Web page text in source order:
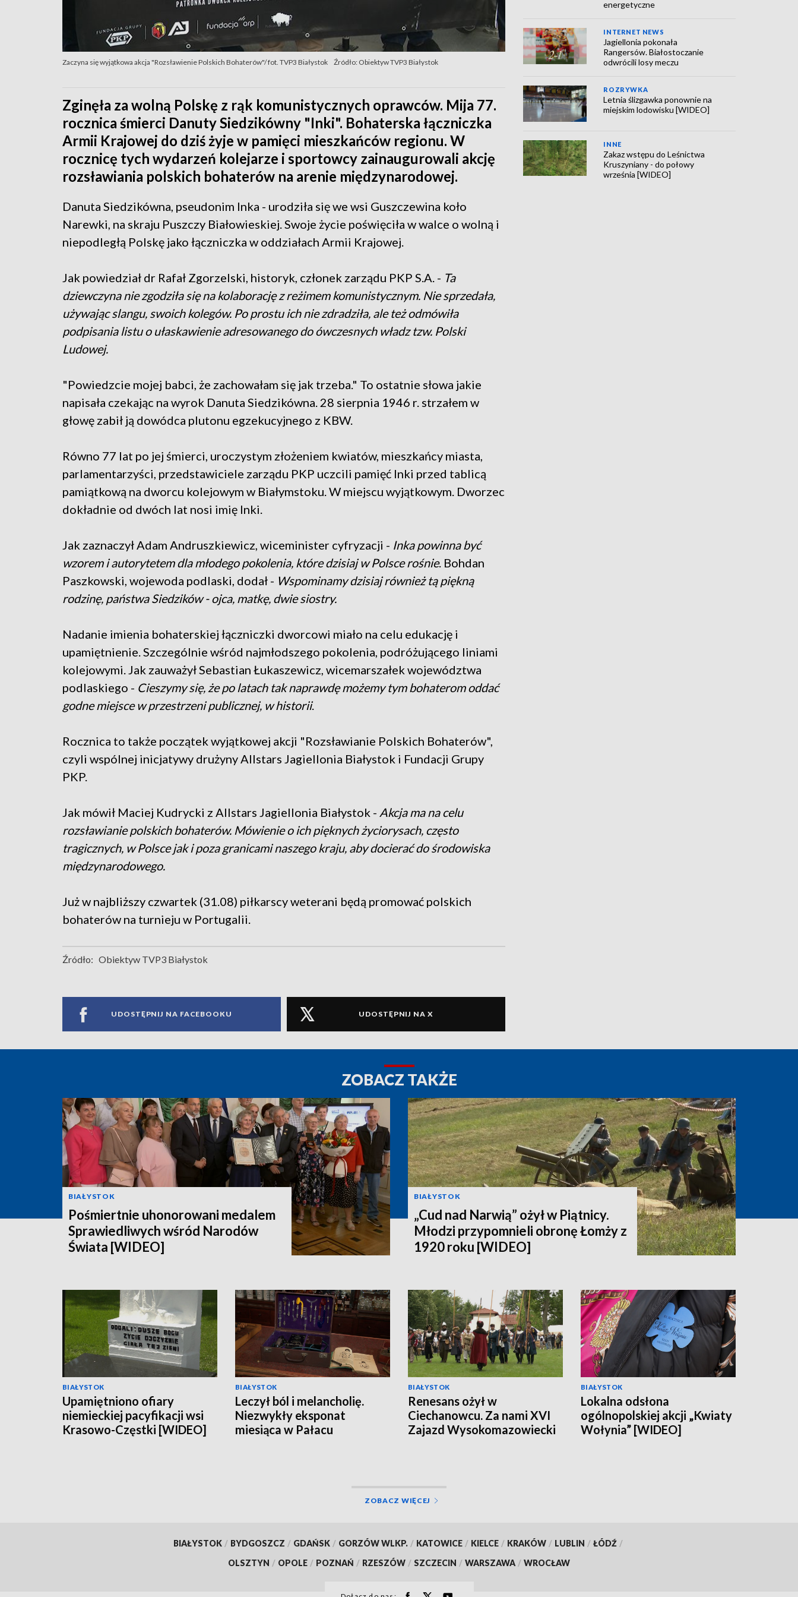
Zaczyna się wyjątkowa akcja "Rozsławienie Polskich Bohaterów"/ fot. TVP3 Białystok Źródło: Obiektyw TVP3 Białystok
Zginęła za wolną Polskę z rąk komunistycznych oprawców. Mija 77.
rocznica śmierci Danuty Siedzikówny "Inki". Bohaterska łączniczka
Armii Krajowej do dziś żyje w pamięci mieszkańców regionu. W
rocznicę tych wydarzeń kolejarze i sportowcy zainaugurowali akcję
rozsławiania polskich bohaterów na arenie międzynarodowej.
Danuta Siedzikówna, pseudonim Inka - urodziła się we wsi Guszczewina koło
Narewki, na skraju Puszczy Białowieskiej. Swoje życie poświęciła w walce o wolną i
niepodległą Polskę jako łączniczka w oddziałach Armii Krajowej.
Jak powiedział dr Rafał Zgorzelski, historyk, członek zarządu PKP S.A. - Ta
dziewczyna nie zgodziła się na kolaborację z reżimem komunistycznym. Nie sprzedała,
używając slangu, swoich kolegów. Po prostu ich nie zdradziła, ale też odmówiła
podpisania listu o ułaskawienie adresowanego do ówczesnych władz tzw. Polski
Ludowej.
"Powiedzcie mojej babci, że zachowałam się jak trzeba." To ostatnie słowa jakie
napisała czekając na wyrok Danuta Siedzikówna. 28 sierpnia 1946 r. strzałem w
głowę zabił ją dowódca plutonu egzekucyjnego z KBW.
Równo 77 lat po jej śmierci, uroczystym złożeniem kwiatów, mieszkańcy miasta,
parlamentarzyści, przedstawiciele zarządu PKP uczcili pamięć Inki przed tablicą
pamiątkową na dworcu kolejowym w Białymstoku. W miejscu wyjątkowym. Dworzec
dokładnie od dwóch lat nosi imię Inki.
Jak zaznaczył Adam Andruszkiewicz, wiceminister cyfryzacji - Inka powinna być
wzorem i autorytetem dla młodego pokolenia, które dzisiaj w Polsce rośnie. Bohdan
Paszkowski, wojewoda podlaski, dodał - Wspominamy dzisiaj również tą piękną
rodzinę, państwa Siedzików - ojca, matkę, dwie siostry.
Nadanie imienia bohaterskiej łączniczki dworcowi miało na celu edukację i
upamiętnienie. Szczególnie wśród najmłodszego pokolenia, podróżującego liniami
kolejowymi. Jak zauważył Sebastian Łukaszewicz, wicemarszałek województwa
podlaskiego - Cieszymy się, że po latach tak naprawdę możemy tym bohaterom oddać
godne miejsce w przestrzeni publicznej, w historii.
Rocznica to także początek wyjątkowej akcji "Rozsławianie Polskich Bohaterów",
czyli wspólnej inicjatywy drużyny Allstars Jagiellonia Białystok i Fundacji Grupy
PKP.
Jak mówił Maciej Kudrycki z Allstars Jagiellonia Białystok - Akcja ma na celu
rozsławianie polskich bohaterów. Mówienie o ich pięknych życiorysach, często
tragicznych, w Polsce jak i poza granicami naszego kraju, aby docierać do środowiska
międzynarodowego.
Już w najbliższy czwartek (31.08) piłkarscy weterani będą promować polskich
bohaterów na turnieju w Portugalii.
Źródło: Obiektyw TVP3 Białystok
UDOSTĘPNIJ NA FACEBOOKU UDOSTĘPNIJ NA X
energetyczne
INTERNET NEWS
Jagiellonia pokonała
Rangersów. Białostoczanie
odwrócili losy meczu
ROZRYWKA
Letnia ślizgawka ponownie na
miejskim lodowisku [WIDEO]
INNE
Zakaz wstępu do Leśnictwa
Kruszyniany - do połowy
września [WIDEO]
ZOBACZ TAKŻE
BIAŁYSTOK
Pośmiertnie uhonorowani medalem
Sprawiedliwych wśród Narodów
Świata [WIDEO]
BIAŁYSTOK
„Cud nad Narwią” ożył w Piątnicy.
Młodzi przypomnieli obronę Łomży z
1920 roku [WIDEO]
BIAŁYSTOK
Upamiętniono ofiary
niemieckiej pacyfikacji wsi
Krasowo-Częstki [WIDEO]
BIAŁYSTOK
Leczył ból i melancholię.
Niezwykły eksponat
miesiąca w Pałacu
BIAŁYSTOK
Renesans ożył w
Ciechanowcu. Za nami XVI
Zajazd Wysokomazowiecki
BIAŁYSTOK
Lokalna odsłona
ogólnopolskiej akcji „Kwiaty
Wołynia” [WIDEO]
ZOBACZ WIĘCEJ
BIAŁYSTOK / BYDGOSZCZ / GDAŃSK / GORZÓW WLKP. / KATOWICE / KIELCE / KRAKÓW / LUBLIN / ŁÓDŹ /
OLSZTYN / OPOLE / POZNAŃ / RZESZÓW / SZCZECIN / WARSZAWA / WROCŁAW